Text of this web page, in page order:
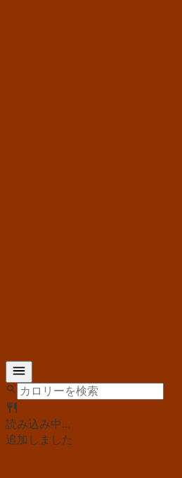
読み込み中...
追加しました